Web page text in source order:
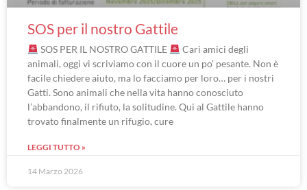
SOS per il nostro Gattile
SOS PER IL NOSTRO GATTILE
Cari amici degli
animali, oggi vi scriviamo con il cuore un po’ pesante. Non è
facile chiedere aiuto, ma lo facciamo per loro… per i nostri
Gatti. Sono animali che nella vita hanno conosciuto
l’abbandono, il rifiuto, la solitudine. Qui al Gattile hanno
trovato finalmente un rifugio, cure
LEGGI TUTTO »
14 Marzo 2026